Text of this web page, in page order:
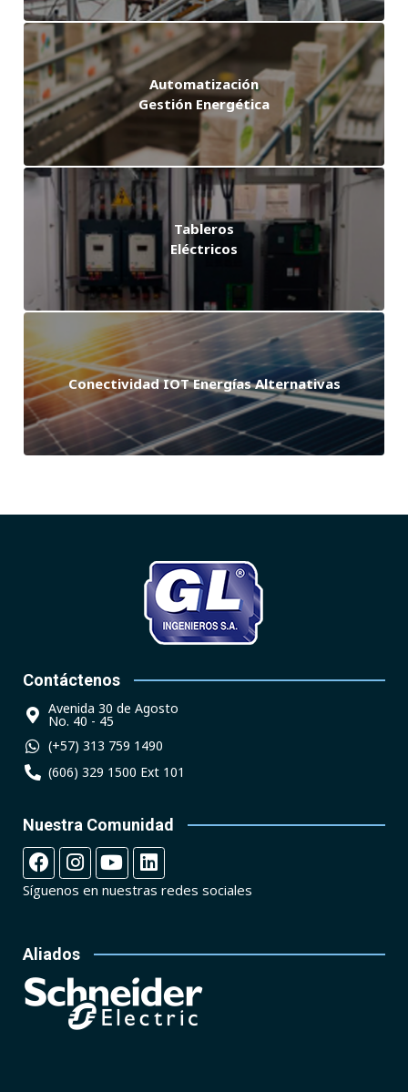
Automatización
Gestión Energética
Tableros
Eléctricos
Conectividad IOT Energías Alternativas
Contáctenos
Avenida 30 de Agosto
No. 40 - 45
(+57) 313 759 1490
(606) 329 1500 Ext 101
Nuestra Comunidad
Síguenos en nuestras redes sociales
Aliados